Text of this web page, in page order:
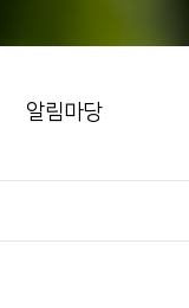
알림마당